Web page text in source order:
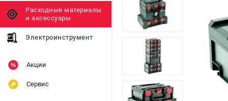
Расходные материалы
и аксессуары
Электроинструмент
Акции
Сервис